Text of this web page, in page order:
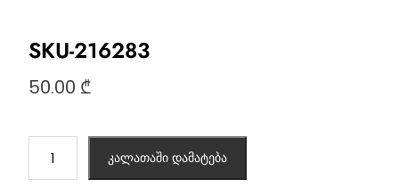
SKU-216283
50.00 ₾
კალათაში დამატება